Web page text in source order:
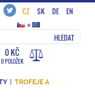
CZ SK DE
EN
»
HLEDAT
0 KČ
0 POLOŽEK
TROFEJE A